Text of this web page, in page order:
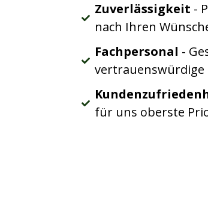
Zuverlässigkeit -
nach Ihren
Fachpersonal -
für uns oberste